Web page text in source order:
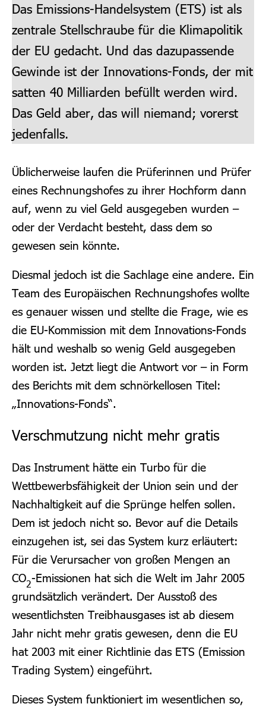
Das Emissions-Handelsystem (ETS) ist als
zentrale Stellschraube für die Klimapolitik
der EU gedacht. Und das dazupassende
Gewinde ist der Innovations-Fonds, der mit
satten 40 Milliarden befüllt werden wird.
Das Geld aber, das will niemand; vorerst
jedenfalls.
Üblicherweise laufen die Prüferinnen und Prüfer
eines Rechnungshofes zu ihrer Hochform dann
auf, wenn zu viel Geld ausgegeben wurden –
oder der Verdacht besteht, dass dem so
gewesen sein könnte.
Diesmal jedoch ist die Sachlage eine andere. Ein
Team des Europäischen Rechnungshofes wollte
es genauer wissen und stellte die Frage, wie es
die EU-Kommission mit dem Innovations-Fonds
hält und weshalb so wenig Geld ausgegeben
worden ist. Jetzt liegt die Antwort vor – in Form
des Berichts mit dem schnörkellosen Titel:
„Innovations-Fonds“.
Verschmutzung nicht mehr gratis
Das Instrument hätte ein Turbo für die
Wettbewerbsfähigkeit der Union sein und der
Nachhaltigkeit auf die Sprünge helfen sollen.
Dem ist jedoch nicht so. Bevor auf die Details
einzugehen ist, sei das System kurz erläutert:
Für die Verursacher von großen Mengen an
CO2-Emissionen hat sich die Welt im Jahr 2005
grundsätzlich verändert. Der Ausstoß des
wesentlichsten Treibhausgases ist ab diesem
Jahr nicht mehr gratis gewesen, denn die EU
hat 2003 mit einer Richtlinie das ETS (Emission
Trading System) eingeführt.
Dieses System funktioniert im wesentlichen so,